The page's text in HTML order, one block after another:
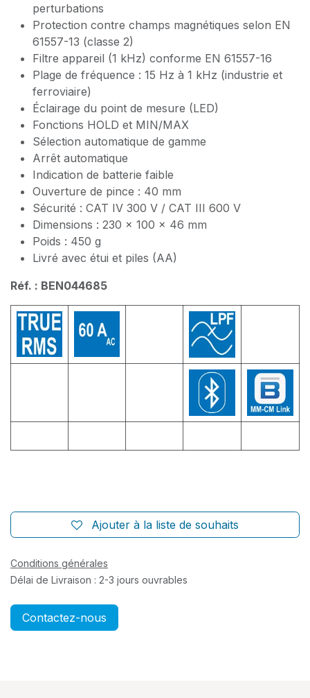
perturbations
Protection contre champs magnétiques selon EN
61557-13 (classe 2)
Filtre appareil (1 kHz) conforme EN 61557-16
Plage de fréquence : 15 Hz à 1 kHz (industrie et
ferroviaire)
Éclairage du point de mesure (LED)
Fonctions HOLD et MIN/MAX
Sélection automatique de gamme
Arrêt automatique
Indication de batterie faible
Ouverture de pince : 40 mm
Sécurité : CAT IV 300 V / CAT III 600 V
Dimensions : 230 × 100 × 46 mm
Poids : 450 g
Livré avec étui et piles (AA)
Réf. : BEN044685
Ajouter à la liste de souhaits
Conditions générales
Délai de Livraison : 2-3 jours ouvrables
Contactez-nous